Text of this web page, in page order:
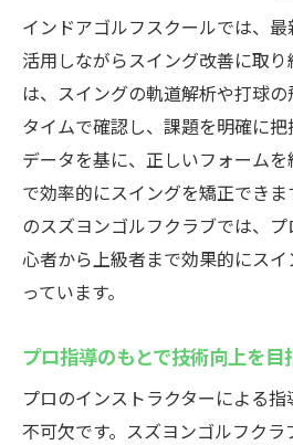
インドアゴルフスクールでは、
活用しながらスイング改善に取
は、スイングの軌道解析や打球
タイムで確認し、課題を明確に
データを基に、正しいフォーム
で効率的にスイングを矯正でき
のスズヨンゴルフクラブでは、
心者から上級者まで効果的にス
っています。
プロ指導のもとで技術向上を目
プロのインストラクターによる
不可欠です。スズヨンゴルフク